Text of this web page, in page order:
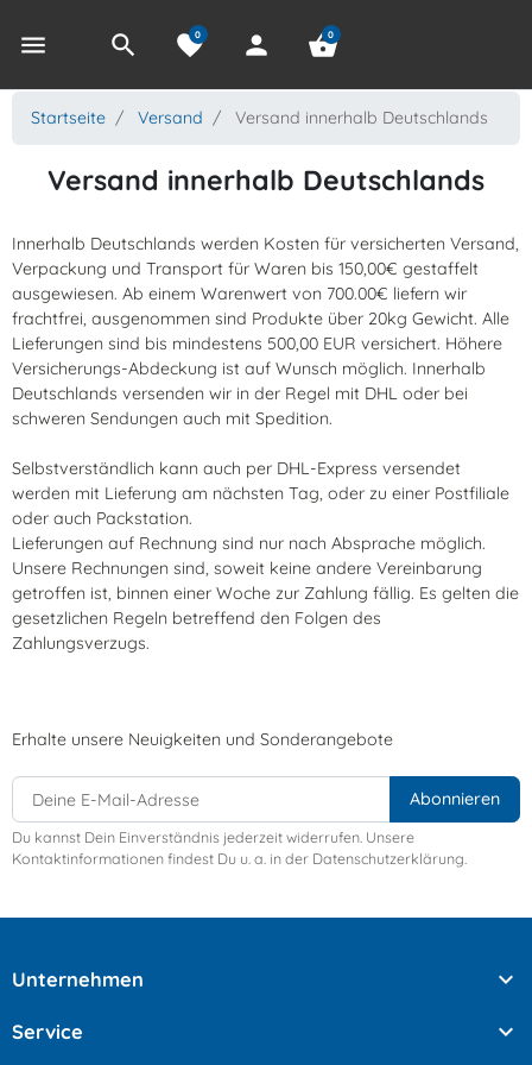
menu search favorite
0 person shopping_basket
0
Startseite Versand Versand innerhalb Deutschlands
Versand innerhalb Deutschlands
Innerhalb Deutschlands werden Kosten für versicherten Versand,
Verpackung und Transport für Waren bis 150,00€ gestaffelt
ausgewiesen. Ab einem Warenwert von 700.00€ liefern wir
frachtfrei, ausgenommen sind Produkte über 20kg Gewicht. Alle
Lieferungen sind bis mindestens 500,00 EUR versichert. Höhere
Versicherungs-Abdeckung ist auf Wunsch möglich. Innerhalb
Deutschlands versenden wir in der Regel mit DHL oder bei
schweren Sendungen auch mit Spedition.
Selbstverständlich kann auch per DHL-Express versendet
werden mit Lieferung am nächsten Tag, oder zu einer Postfiliale
oder auch Packstation.
Lieferungen auf Rechnung sind nur nach Absprache möglich.
Unsere Rechnungen sind, soweit keine andere Vereinbarung
getroffen ist, binnen einer Woche zur Zahlung fällig. Es gelten die
gesetzlichen Regeln betreffend den Folgen des
Zahlungsverzugs.
Erhalte unsere Neuigkeiten und Sonderangebote
Du kannst Dein Einverständnis jederzeit widerrufen. Unsere
Kontaktinformationen findest Du u. a. in der Datenschutzerklärung.
Unternehmen 
Service 